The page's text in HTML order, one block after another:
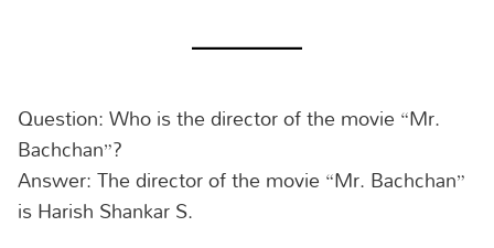
Question: Who is the director of the movie “Mr.
Bachchan”?
Answer: The director of the movie “Mr. Bachchan”
is Harish Shankar S.